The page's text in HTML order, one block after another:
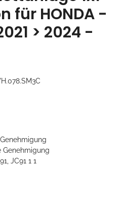
für HONDA -
> 2024 -
Genehmigung
JC91 1 1